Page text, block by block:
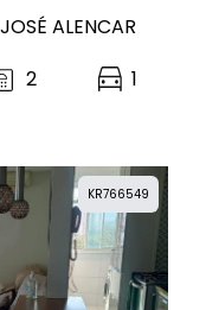
ALENCAR
2 1
KR766549